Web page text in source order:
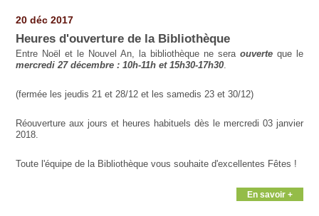
20 déc 2017
Heures d'ouverture de la Bibliothèque
Entre Noël et le Nouvel An, la bibliothèque ne seraouverte que le
mercredi 27 décembre : 10h-11h et 15h30-17h30.
(fermée les jeudis 21 et 28/12 et les samedis 23 et 30/12)
Réouverture aux jours et heures habituels dès le mercredi 03 janvier
2018.
Toute l'équipe de la Bibliothèque vous souhaite d'excellentes Fêtes !
En savoir +
Pages